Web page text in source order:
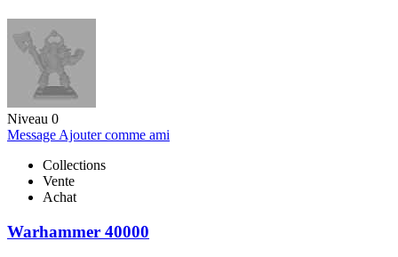
Niveau 0
Message Ajouter comme ami
Collections
Vente
Achat
Warhammer 40000